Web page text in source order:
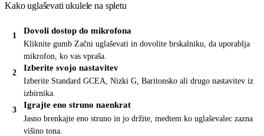
Kako uglaševati ukulele na spletu
Dovoli dostop do mikrofona
Kliknite gumb Začni uglaševati in dovolite brskalniku, da uporablja
mikrofon, ko vas vpraša.
Izberite svojo nastavitev
Izberite Standard GCEA, Nizki G, Baritonsko ali drugo nastavitev iz
izbirnika.
Igrajte eno struno naenkrat
Jasno brenkajte eno struno in jo držite, medtem ko uglaševalec zazna
višino tona.